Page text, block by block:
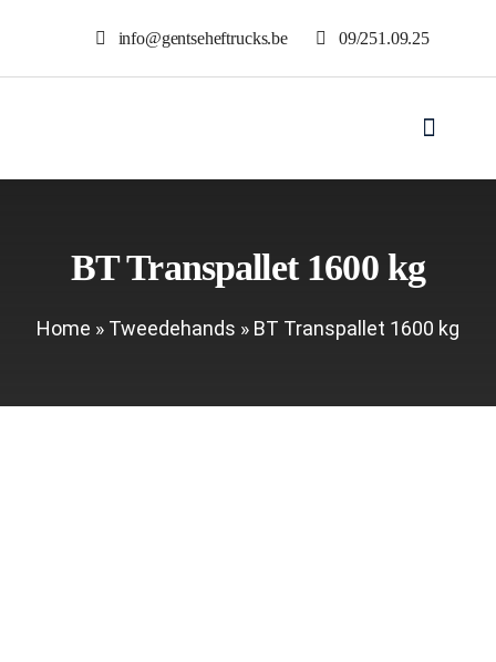
content
info@gentseheftrucks.be 09/251.09.25
Toggle
BT Transpallet 1600 kg
Home » Tweedehands » BT Transpallet 1600 kg